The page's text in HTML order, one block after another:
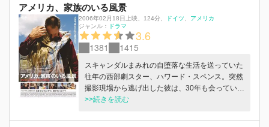
アメリカ、家族のいる風景
2006年02月18日上映 124分 ドイツ
アメリカ
ジャンル：
ドラマ
3.6
1381 1415
スキャンダルまみれの自堕落な生活を送っていた
往年の西部劇スター、ハワード・スペンス。突然
撮影現場から逃げ出した彼は、30年も会っていな
かった母親のもとへ向かう。母から、20数年前に
聞かされ、昔の恋人を探しに行くが……。
>>続きを読む